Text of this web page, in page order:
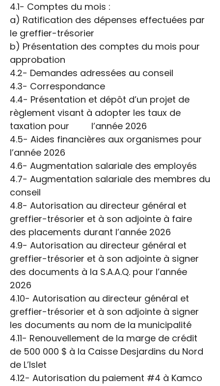
4.1- Comptes du mois :
a) Ratification des dépenses effectuées par
le greffier-trésorier
b) Présentation des comptes du mois pour
approbation
4.2- Demandes adressées au conseil
4.3- Correspondance
4.4- Présentation et dépôt d’un projet de
règlement visant à adopter les taux de
taxation pour l’année 2026
4.5- Aides financières aux organismes pour
l’année 2026
4.6- Augmentation salariale des employés
4.7- Augmentation salariale des membres du
conseil
4.8- Autorisation au directeur général et
greffier-trésorier et à son adjointe à faire
des placements durant l’année 2026
4.9- Autorisation au directeur général et
greffier-trésorier et à son adjointe à signer
des documents à la S.A.A.Q. pour l’année
2026
4.10- Autorisation au directeur général et
greffier-trésorier et à son adjointe à signer
les documents au nom de la municipalité
4.11- Renouvellement de la marge de crédit
de 500 000 $ à la Caisse Desjardins du Nord
de L’Islet
4.12- Autorisation du paiement #4 à Kamco